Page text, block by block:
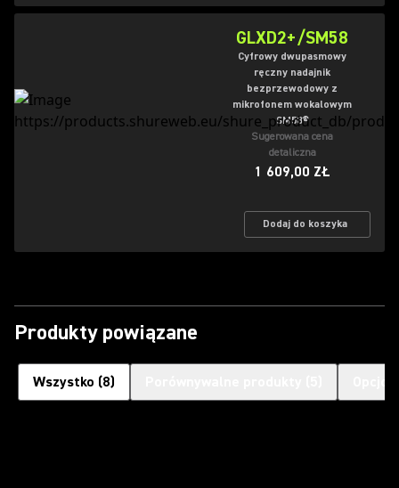
GLXD2+/SM58
Cyfrowy dwupasmowy
ręczny nadajnik
bezprzewodowy z
mikrofonem wokalowym
SM58®
Sugerowana cena
detaliczna
1 609,00 ZŁ
Dodaj do koszyka
Produkty powiązane
Wszystko (8)